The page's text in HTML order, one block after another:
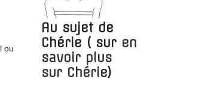
ou
Au sujet de
Chérie ( sur en
savoir plus
sur Chérie)